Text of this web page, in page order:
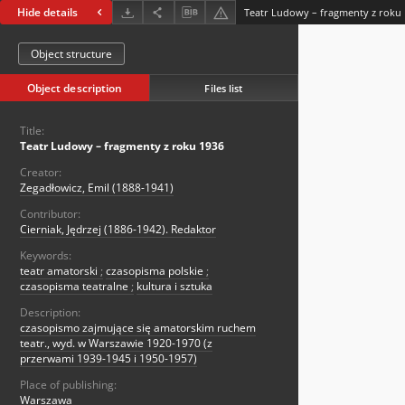
Hide details Teatr Ludowy – fragmenty z roku
Object structure
Object description Files list
Title:
Teatr Ludowy – fragmenty z roku 1936
Creator:
Zegadłowicz, Emil (1888-1941)
Contributor:
Cierniak, Jędrzej (1886-1942). Redaktor
Keywords:
teatr amatorski ; czasopisma polskie ;
czasopisma teatralne ; kultura i sztuka
Description:
czasopismo zajmujące się amatorskim ruchem
teatr., wyd. w Warszawie 1920-1970 (z
przerwami 1939-1945 i 1950-1957)
Place of publishing:
Warszawa